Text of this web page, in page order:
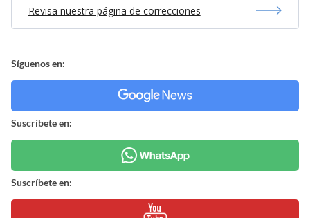
Revisa nuestra página de correcciones
Síguenos en:
Suscríbete en:
Suscríbete en: